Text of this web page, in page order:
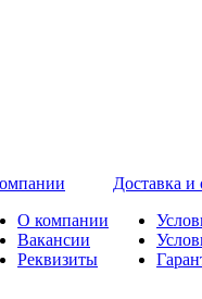
О компании
Вакансии
Реквизиты
Доставка и